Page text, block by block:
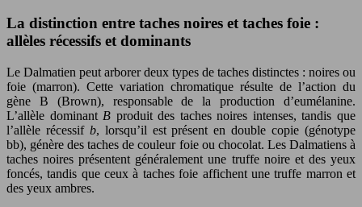
La distinction entre taches noires et taches foie :
allèles récessifs et dominants
Le Dalmatien peut arborer deux types de taches distinctes : noires ou
foie (marron). Cette variation chromatique résulte de l’action du
gène B (Brown), responsable de la production d’eumélanine.
L’allèle dominant B produit des taches noires intenses, tandis que
l’allèle récessif b, lorsqu’il est présent en double copie (génotype
bb), génère des taches de couleur foie ou chocolat. Les Dalmatiens à
taches noires présentent généralement une truffe noire et des yeux
foncés, tandis que ceux à taches foie affichent une truffe marron et
des yeux ambres.